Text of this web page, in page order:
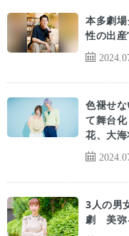
本多劇
性の出
色褪せ
て舞台
花、大
3人の男
劇 美弥